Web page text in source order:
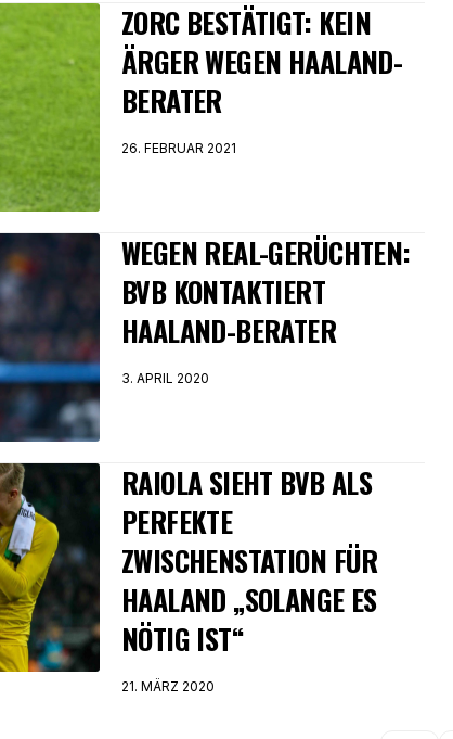
ZORC BESTÄTIGT: KEIN
ÄRGER WEGEN HAALAND-
BERATER
26. FEBRUAR 2021
WEGEN REAL-GERÜCHTEN:
BVB KONTAKTIERT
HAALAND-BERATER
3. APRIL 2020
RAIOLA SIEHT BVB ALS
PERFEKTE
ZWISCHENSTATION FÜR
HAALAND „SOLANGE ES
NÖTIG IST“
21. MÄRZ 2020